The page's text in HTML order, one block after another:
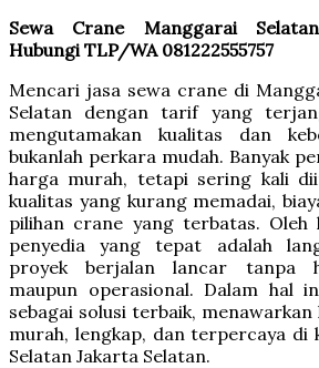
Sewa Crane Manggarai
Hubungi TLP/WA 081222555757
Mencari jasa sewa crane di
Selatan dengan tarif yang
mengutamakan kualitas dan
bukanlah perkara mudah. Banyak
harga murah, tetapi sering kali
kualitas yang kurang memadai,
pilihan crane yang terbatas. Oleh
penyedia yang tepat adalah
proyek berjalan lancar tanpa
maupun operasional. Dalam hal
sebagai solusi terbaik,
murah, lengkap, dan terpercaya di
Selatan Jakarta Selatan.